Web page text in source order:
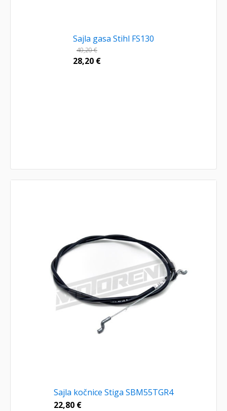
Sajla gasa Stihl FS130
40,20€
28,20 €
Sajla kočnice Stiga SBM55TGR4
22,80 €